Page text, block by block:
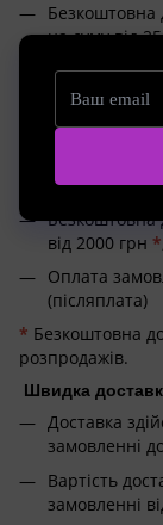
на суму від
Оплата
(післяплата)
Доставка по
Доставка
кур'єрської
Безкоштовна
від 2000 грн *
Оплата
(післяплата)
* Безкоштовна
розпродажів.
Швидка
Доставка
замовленні
Вартість
замовленні